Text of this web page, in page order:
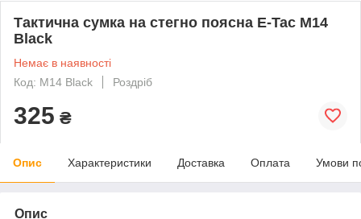
Тактична сумка на стегно поясна E-Tac M14
Black
Немає в наявності
Код: M14 Black
Роздріб
325 ₴
Опис Характеристики Доставка Оплата Умови
Опис